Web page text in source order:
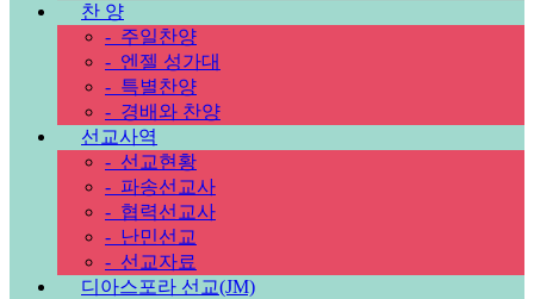
찬 양
- 주일찬양
- 엔젤 성가대
- 특별찬양
- 경배와 찬양
선교사역
- 선교현황
- 파송선교사
- 협력선교사
- 난민선교
- 선교자료
디아스포라 선교(JM)